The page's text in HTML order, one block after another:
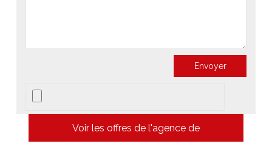
Voir les offres de l'agence de